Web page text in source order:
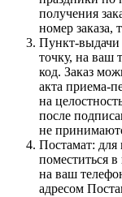
получения
номер заказа,
Пункт-выдачи
точку, на ваш
код. Заказ
акта приема-
на
после
не
Постамат:
поместиться в
на ваш
адресом